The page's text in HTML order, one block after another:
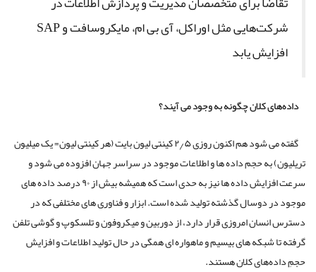
شرکت‌هایی مثل اوراکل، آی بی ام، مایکروسافت و SAP
افزایش یابد
داده‌های کلان چگونه به وجود می آیند؟
گفته می شود هم اکنون روزی ۲٫۵ کینتی لیون بایت (هر کینتی لیون= یک میلیون
تریلیون) به حجم داده ها و اطلاعات موجود در سراسر جهان افزوده می شود و
سرعت افزایش داده ها نیز به حدی است که همیشه بیش از ۹۰ درصد داده های
موجود در دوسال گذشته تولید شده است. ابزار و فناوری های مختلفی که در
دسترس انسان امروزی قرار دارد، از دوربین و میکروفون و تلسکوپ و گوشی تلفن
گرفته تا شبکه های بیسیم و ماهواره ای همگی در حال تولید اطلاعات و افزایش
حجمِ داده‌های کلان هستند.